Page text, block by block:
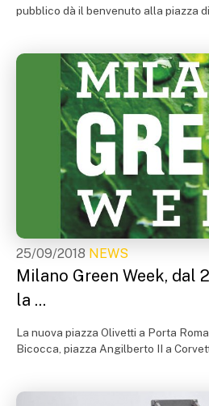
pubblico dà il benvenuto alla piazza di
25/09/2018 NEWS
Milano Green Week, dal
la ...
La nuova piazza Olivetti a Porta
Bicocca, piazza Angilberto II a